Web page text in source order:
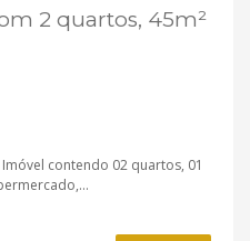
2 quartos, 45m²
contendo 02 quartos, 01